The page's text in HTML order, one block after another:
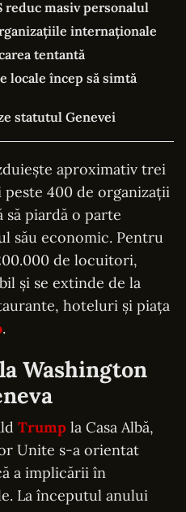
reduc masiv personalul
internaționale
tentantă
locale încep să simtă
statutul Genevei
aproximativ trei
400 de organizații
să piardă o parte
său economic. Pentru
de locuitori,
și se extinde de la
hoteluri și piața
.
Washington
Trump la Casa Albă,
Unite s-a orientat
a implicării în
La începutul anului